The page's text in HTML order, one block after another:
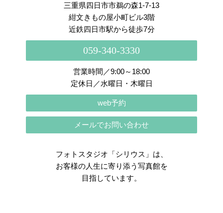
三重県四日市市鵜の森1-7-13
紺文きもの屋小町ビル3階
近鉄四日市駅から徒歩7分
059-340-3330
営業時間／9:00～18:00
定休日／水曜日・木曜日
web予約
メールでお問い合わせ
フォトスタジオ「シリウス」は、
お客様の人生に寄り添う写真館を
目指しています。